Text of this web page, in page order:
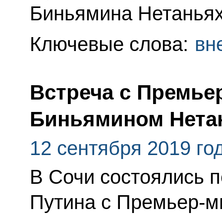
Биньямина
Ключевые слова:
Встреча с
Биньямином
12 сентября 2019
В Сочи состоялись
Путина с Премьер-